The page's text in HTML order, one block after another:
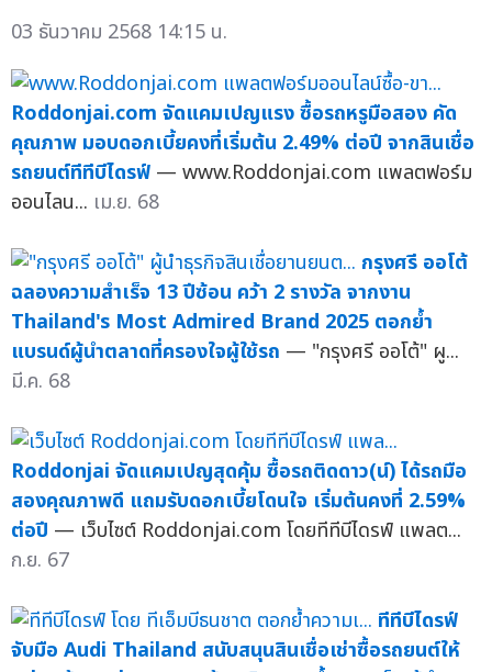
03 ธันวาคม 2568 14:15 น.
Roddonjai.com จัดแคมเปญแรง ซื้อรถหรูมือสอง คัด
คุณภาพ มอบดอกเบี้ยคงที่เริ่มต้น 2.49% ต่อปี จากสินเชื่อ
รถยนต์ทีทีบีไดรฟ์ — www.Roddonjai.com แพลตฟอร์ม
ออนไลน... เม.ย. 68
กรุงศรี ออโต้
ฉลองความสำเร็จ 13 ปีซ้อน คว้า 2 รางวัล จากงาน
Thailand's Most Admired Brand 2025 ตอกย้ำ
แบรนด์ผู้นำตลาดที่ครองใจผู้ใช้รถ — "กรุงศรี ออโต้" ผู...
มี.ค. 68
Roddonjai จัดแคมเปญสุดคุ้ม ซื้อรถติดดาว(น์) ได้รถมือ
สองคุณภาพดี แถมรับดอกเบี้ยโดนใจ เริ่มต้นคงที่ 2.59%
ต่อปี — เว็บไซต์ Roddonjai.com โดยทีทีบีไดรฟ์ แพลต...
ก.ย. 67
ทีทีบีไดรฟ์
จับมือ Audi Thailand สนับสนุนสินเชื่อเช่าซื้อรถยนต์ให้